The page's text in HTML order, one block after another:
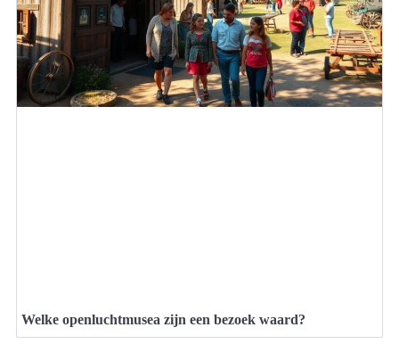
Welke openluchtmusea zijn een bezoek waard?